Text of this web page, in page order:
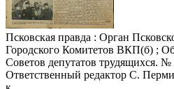
Псковская правда : Орган
Городского Комитетов ВКП(б) ;
Советов депутатов трудящихся. №
Ответственный редактор С.